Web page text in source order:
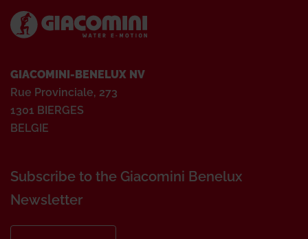
GIACOMINI-BENELUX NV
Rue Provinciale, 273
1301 BIERGES
BELGIE
Subscribe to the Giacomini Benelux
Newsletter